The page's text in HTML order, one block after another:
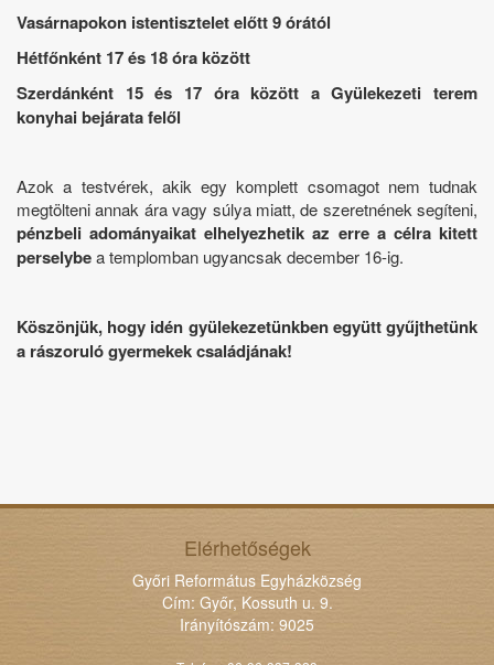
Vasárnapokon istentisztelet előtt 9 órától
Hétfőnként 17 és 18 óra között
Szerdánként 15 és 17 óra között a Gyülekezeti terem
konyhai bejárata felől
Azok a testvérek, akik egy komplett csomagot nem tudnak
megtölteni annak ára vagy súlya miatt, de szeretnének segíteni,
pénzbeli adományaikat elhelyezhetik az erre a célra kitett
perselybea templomban ugyancsak december 16-ig.
Köszönjük, hogy idén gyülekezetünkben együtt gyűjthetünk
a rászoruló gyermekek családjának!
Elérhetőségek
Győri Református Egyházközség
Cím: Győr, Kossuth u. 9.
Irányítószám: 9025